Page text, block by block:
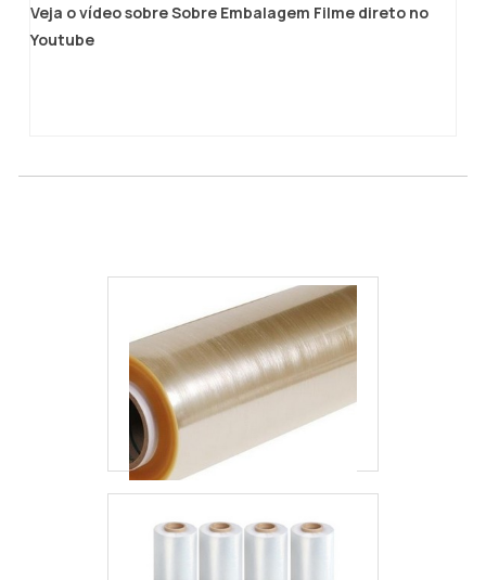
como podemos ser seu parceiro de
confiança em embalagem.
Veja o vídeo sobre Sobre Embalagem Filme direto no
Youtube